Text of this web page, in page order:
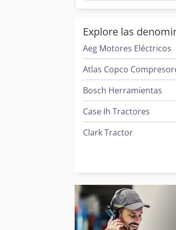
su condición general.
Explore las
Aeg Motores Eléctricos
Bosch Herramientas
Case Ih Tractores
Clark Tractor
Ingersoll Rand
Ingersoll Rand